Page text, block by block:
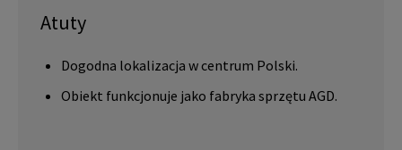
Atuty
Dogodna lokalizacja w centrum Polski.
Obiekt funkcjonuje jako fabryka sprzętu AGD.